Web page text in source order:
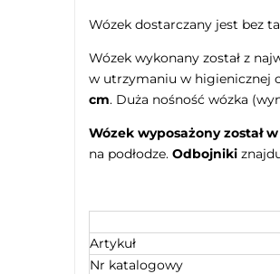
Wózek dostarczany jest bez
Wózek wykonany został z
w utrzymaniu w higienicznej
cm. Duża nośność wózka
Wózek wyposażony został
na podłodze. Odbojniki
Artykuł
Nr katalogowy